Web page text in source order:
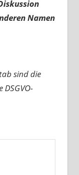
Namen
sind die
DSGVO-